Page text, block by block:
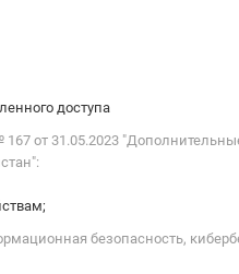
доступа
от 31.05.2023
безопасность,